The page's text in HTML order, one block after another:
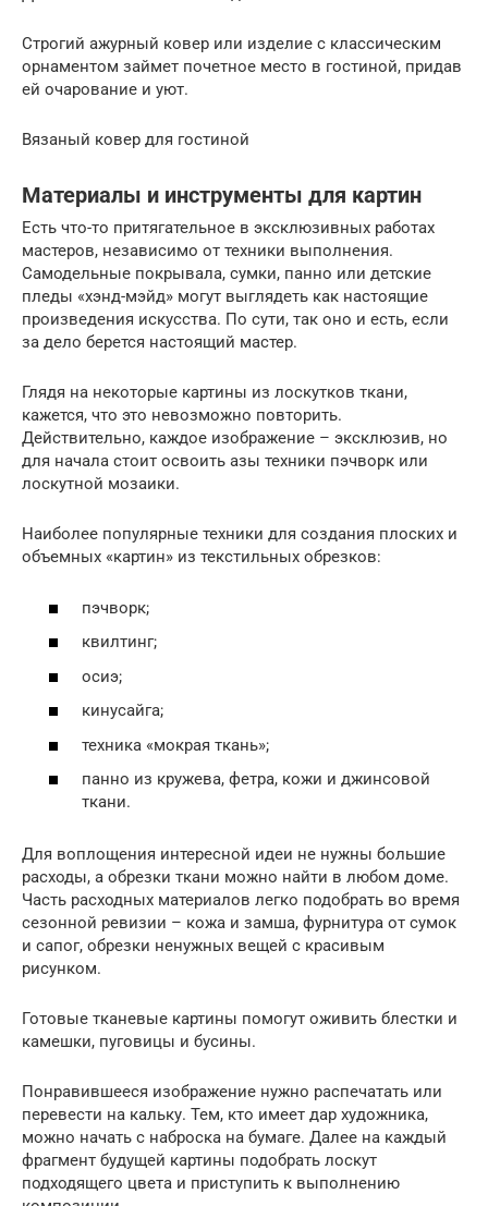
Строгий ажурный ковер или изделие с классическим
орнаментом займет почетное место в гостиной, придав
ей очарование и уют.
Вязаный ковер для гостиной
Материалы и инструменты для картин
Есть что-то притягательное в эксклюзивных работах
мастеров, независимо от техники выполнения.
Самодельные покрывала, сумки, панно или детские
пледы «хэнд-мэйд» могут выглядеть как настоящие
произведения искусства. По сути, так оно и есть, если
за дело берется настоящий мастер.
Глядя на некоторые картины из лоскутков ткани,
кажется, что это невозможно повторить.
Действительно, каждое изображение – эксклюзив, но
для начала стоит освоить азы техники пэчворк или
лоскутной мозаики.
Наиболее популярные техники для создания плоских и
объемных «картин» из текстильных обрезков:
пэчворк;
квилтинг;
осиэ;
кинусайга;
техника «мокрая ткань»;
панно из кружева, фетра, кожи и джинсовой
ткани.
Для воплощения интересной идеи не нужны большие
расходы, а обрезки ткани можно найти в любом доме.
Часть расходных материалов легко подобрать во время
сезонной ревизии – кожа и замша, фурнитура от сумок
и сапог, обрезки ненужных вещей с красивым
рисунком.
Готовые тканевые картины помогут оживить блестки и
камешки, пуговицы и бусины.
Понравившееся изображение нужно распечатать или
перевести на кальку. Тем, кто имеет дар художника,
можно начать с наброска на бумаге. Далее на каждый
фрагмент будущей картины подобрать лоскут
подходящего цвета и приступить к выполнению